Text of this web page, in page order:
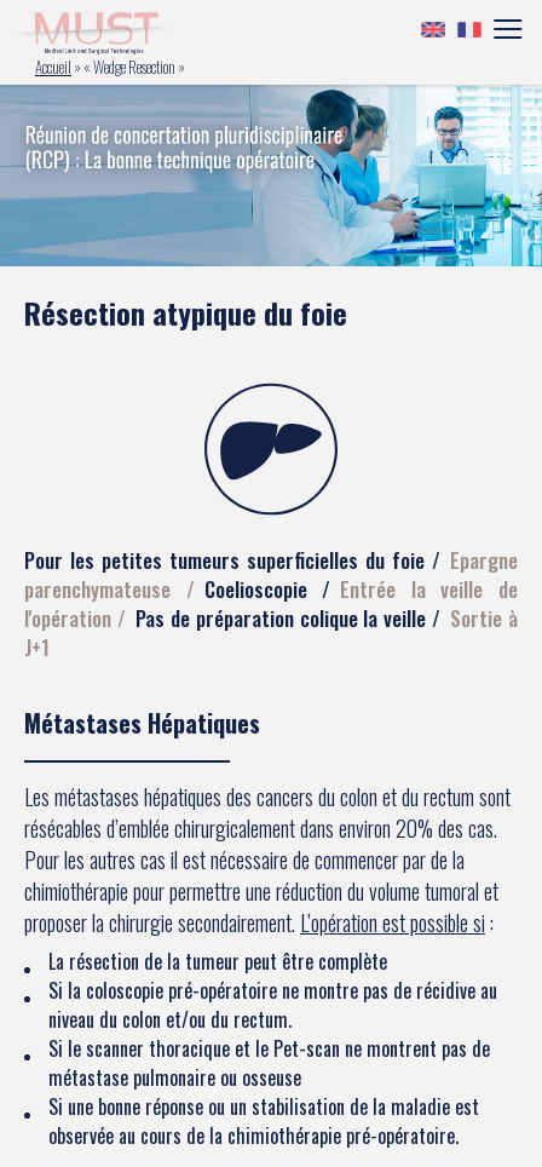
Accueil » « Wedge Resection »
Résection atypique du foie
Pour les petites tumeurs superficielles du foie
Epargne
parenchymateuse
Coelioscopie
Entrée la veille de
l'opération
Pas de préparation colique la veille
Sortie à
J+1
Métastases Hépatiques
Les métastases hépatiques des cancers du colon et du rectum sont
résécables d’emblée chirurgicalement dans environ 20% des cas.
Pour les autres cas il est nécessaire de commencer par de la
chimiothérapie pour permettre une réduction du volume tumoral et
proposer la chirurgie secondairement. L’opération est possible si:
La résection de la tumeur peut être complète
Si la coloscopie pré-opératoire ne montre pas de récidive au
niveau du colon et/ou du rectum.
Si le scanner thoracique et le Pet-scan ne montrent pas de
métastase pulmonaire ou osseuse
Si une bonne réponse ou un stabilisation de la maladie est
observée au cours de la chimiothérapie pré-opératoire.